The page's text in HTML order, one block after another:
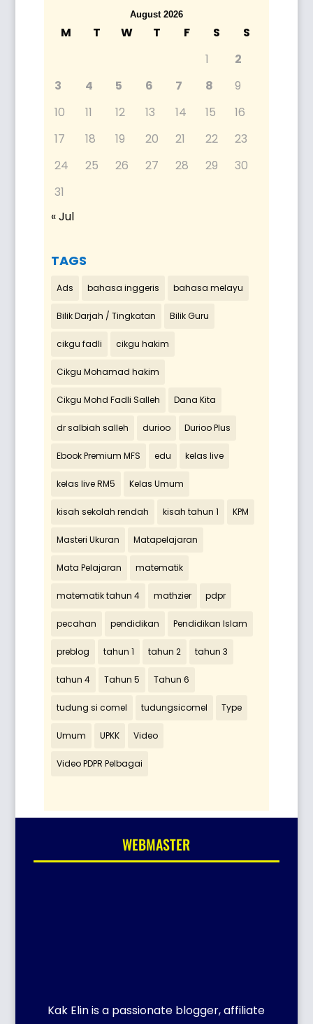
August 2026
M T W T F S
S
1
2
3
4 5 6 7 8
9
10
11 12 13 14 15
16
17
18 19 20 21 22
23
24
25 26 27 28 29
30
31
« Jul
TAGS
Ads bahasa inggeris bahasa melayu
Bilik Darjah / Tingkatan Bilik Guru
cikgu fadli cikgu hakim
Cikgu Mohamad hakim
Cikgu Mohd Fadli Salleh Dana Kita
dr salbiah salleh durioo Durioo Plus
Ebook Premium MFS edu kelas live
kelas live RM5 Kelas Umum
kisah sekolah rendah kisah tahun 1 KPM
Masteri Ukuran Matapelajaran
Mata Pelajaran matematik
matematik tahun 4 mathzier pdpr
pecahan pendidikan Pendidikan Islam
preblog tahun 1 tahun 2 tahun 3
tahun 4 Tahun 5 Tahun 6
tudung si comel tudungsicomel Type
Umum UPKK Video
Video PDPR Pelbagai
WEBMASTER
Kak Elin is a passionate blogger, affiliate